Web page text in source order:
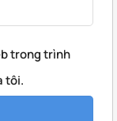
trong trình
tôi.